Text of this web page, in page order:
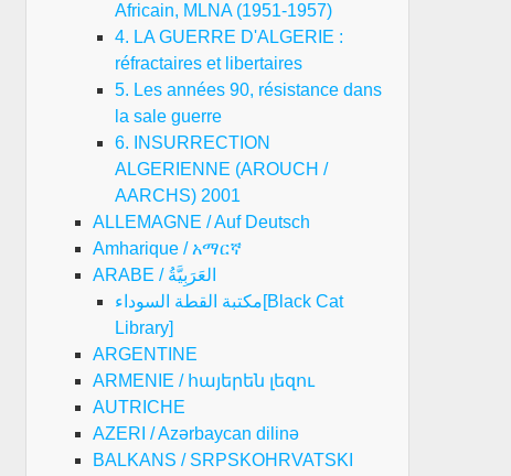
Africain, MLNA (1951-1957)
4. LA GUERRE D'ALGERIE :
réfractaires et libertaires
5. Les années 90, résistance dans
la sale guerre
6. INSURRECTION
ALGERIENNE (AROUCH /
AARCHS) 2001
ALLEMAGNE / Auf Deutsch
Amharique / አማርኛ
ARABE / العَرَبِيَّةُ
مكتبة القطة السوداء[Black Cat
Library]
ARGENTINE
ARMENIE / հայերեն լեզու
AUTRICHE
AZERI / Azərbaycan dilinə
BALKANS / SRPSKOHRVATSKI